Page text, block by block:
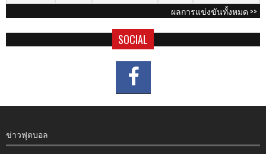
ผลการแข่งขันทั้งหมด >>
SOCIAL
ข่าวฟุตบอล